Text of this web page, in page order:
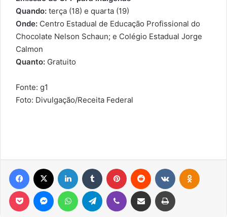
Quando: terça (18) e quarta (19)
Onde: Centro Estadual de Educação Profissional do
Chocolate Nelson Schaun; e Colégio Estadual Jorge
Calmon
Quanto: Gratuito
Fonte: g1
Foto: Divulgação/Receita Federal
Facebook Linkedin Tumblr Pinterest Reddit
Pocket MessengerWhatsAppTelegram Viber Compartilhar via e-mail Imprimir